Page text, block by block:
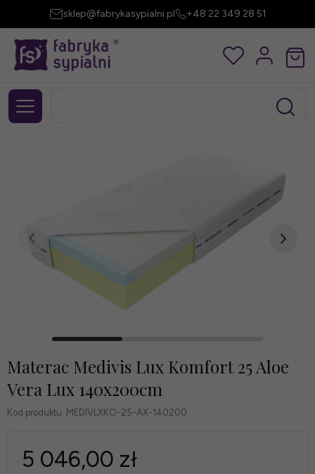
sklep@fabrykasypialni.pl +48 22 349 28 51
Materac Medivis Lux Komfort 25 Aloe
Vera Lux 140x200cm
Kod produktu: MEDIVLXKO-25-AX-140200
5 046,00 zł